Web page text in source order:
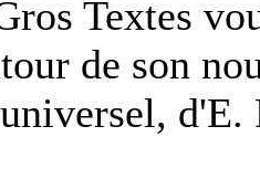
Textes
de son